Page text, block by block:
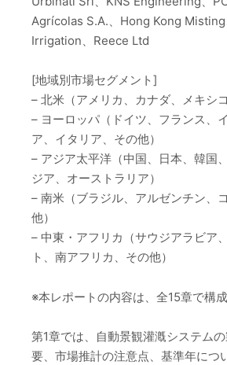
Agrícolas S.A.、Hong Kong
Irrigation、Reece Ltd
[地域別市場セグメント]
– 北米（アメリカ、カナダ、メキシコ
– ヨーロッパ（ドイツ、フランス、
ア、イタリア、その他）
– アジア太平洋（中国、日本、韓国
ジア、オーストラリア）
– 南米（ブラジル、アルゼンチン、
他）
– 中東・アフリカ（サウジアラビア
ト、南アフリカ、その他）
※本レポートの内容は、全15章で構成
第1章では、自動景観灌漑システム
要、市場推計の注意点、基準年につ